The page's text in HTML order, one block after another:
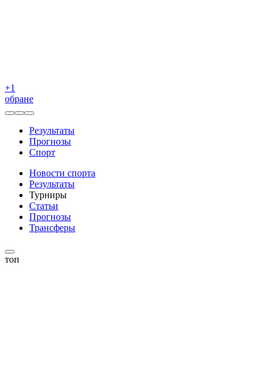
+1
обране
Результаты
Прогнозы
Спорт
Новости спорта
Результаты
Турниры
Статьи
Прогнозы
Трансферы
топ